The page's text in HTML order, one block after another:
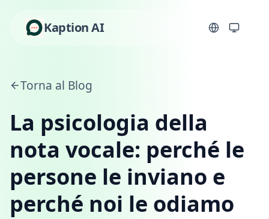
Kaption AI
Torna al Blog
La psicologia della
nota vocale: perché le
persone le inviano e
perché noi le odiamo